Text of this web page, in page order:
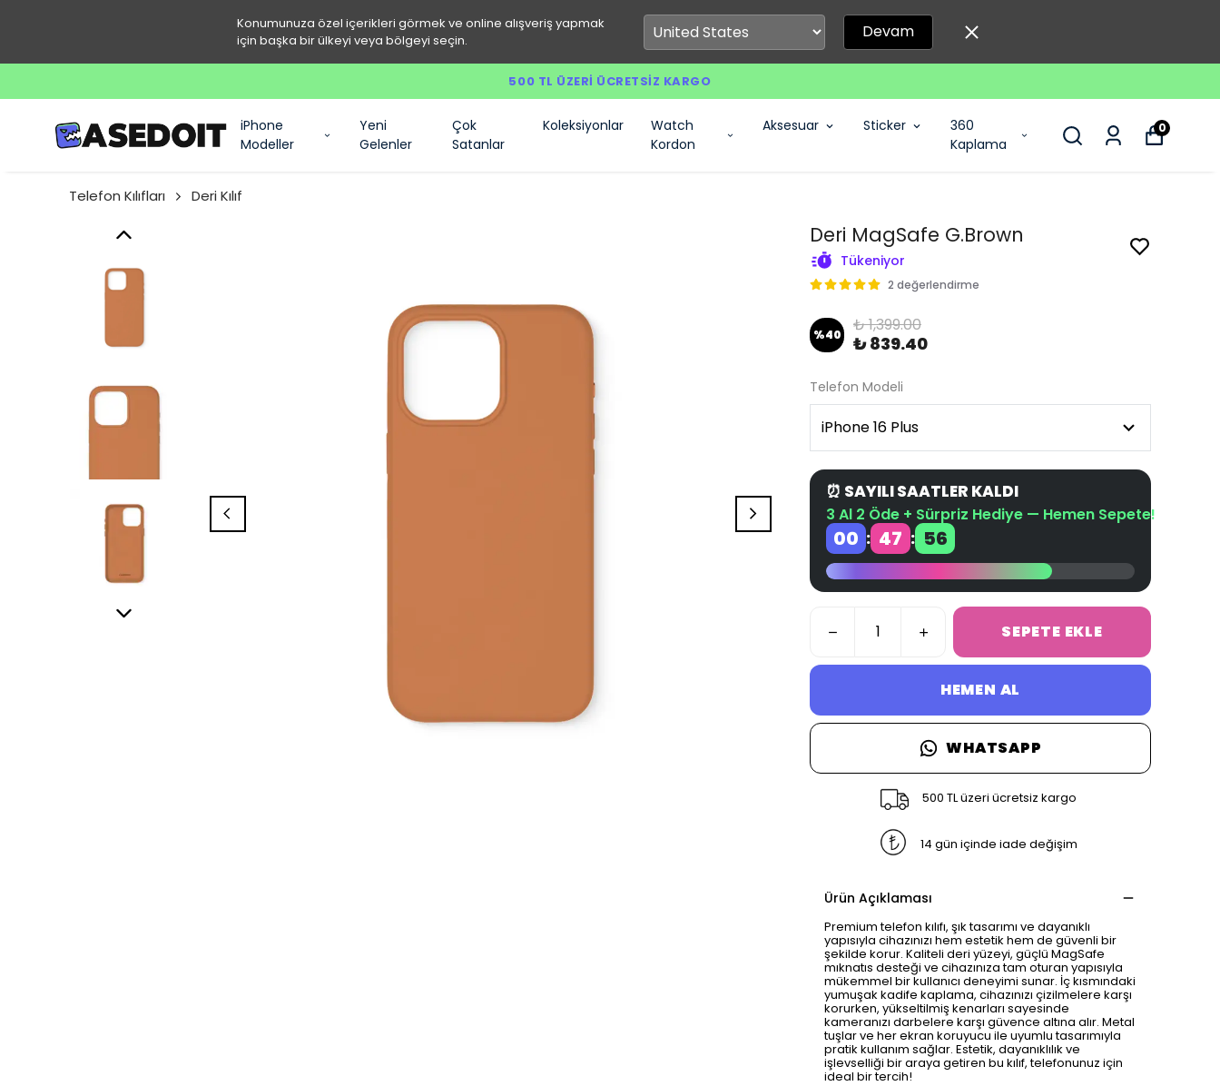
Konumunuza özel içerikleri görmek ve online alışveriş yapmak
için başka bir ülkeyi veya bölgeyi seçin.
Devam
500 TL ÜZERI ÜCRETSIZ KARGO
iPhone
Modeller
Yeni
Gelenler
Çok
Satanlar
Koleksiyonlar
Watch
Kordon
Aksesuar Sticker
360
Kaplama
0
Telefon Kılıfları Deri Kılıf
Deri MagSafe G.Brown
Tükeniyor
2 değerlendirme
%40 ₺ 1,399.00
₺ 839.40
Telefon Modeli
⏰ SAYILI SAATLER KALDI
3 Al 2 Öde + Sürpriz Hediye — Hemen Sepete!
00 : 47 : 56
SEPETE EKLE
HEMEN AL
WHATSAPP
500 TL üzeri ücretsiz kargo
14 gün içinde iade değişim
Ürün Açıklaması
Premium telefon kılıfı, şık tasarımı ve dayanıklı
yapısıyla cihazınızı hem estetik hem de güvenli bir
şekilde korur. Kaliteli deri yüzeyi, güçlü MagSafe
mıknatıs desteği ve cihazınıza tam oturan yapısıyla
mükemmel bir kullanıcı deneyimi sunar. İç kısmındaki
yumuşak kadife kaplama, cihazınızı çizilmelere karşı
korurken, yükseltilmiş kenarları sayesinde
kameranızı darbelere karşı güvence altına alır. Metal
tuşlar ve her ekran koruyucu ile uyumlu tasarımıyla
pratik kullanım sağlar. Estetik, dayanıklılık ve
işlevselliği bir araya getiren bu kılıf, telefonunuz için
ideal bir tercih!